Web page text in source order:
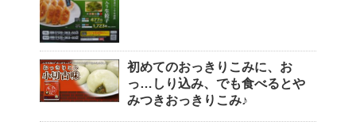
初めてのおっきりこみに、お
っ…しり込み、でも食べるとや
みつきおっきりこみ♪